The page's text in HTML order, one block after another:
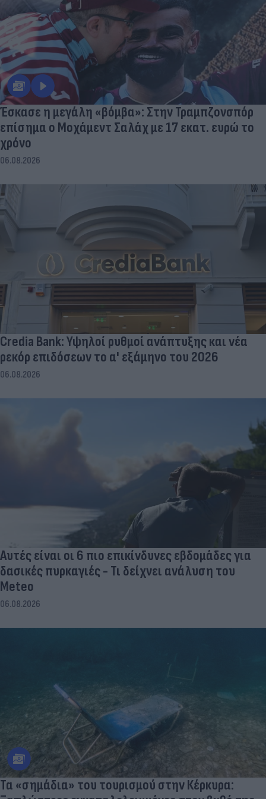
Έσκασε η μεγάλη «βόμβα»: Στην Τραμπζονσπόρ
επίσημα ο Μοχάμεντ Σαλάχ με 17 εκατ. ευρώ το
χρόνο
06.08.2026
Credia Bank: Υψηλοί ρυθμοί ανάπτυξης και νέα
ρεκόρ επιδόσεων το α' εξάμηνο του 2026
06.08.2026
Αυτές είναι οι 6 πιο επικίνδυνες εβδομάδες για
δασικές πυρκαγιές - Τι δείχνει ανάλυση του
Meteo
06.08.2026
Τα «σημάδια» του τουρισμού στην Κέρκυρα: